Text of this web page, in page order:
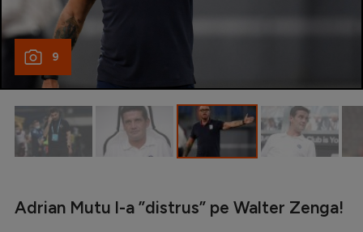
Intră în cont
Creează cont
9
Adrian Mutu l-a ”distrus” pe Walter Zenga!